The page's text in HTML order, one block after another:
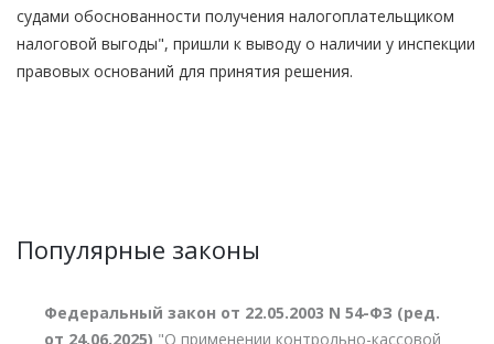
судами обоснованности получения налогоплательщиком
налоговой выгоды", пришли к выводу о наличии у инспекции
правовых оснований для принятия решения.
Популярные законы
Федеральный закон от 22.05.2003 N 54-ФЗ (ред.
от 24.06.2025) "О применении контрольно-кассовой